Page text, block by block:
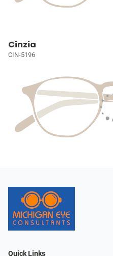
Cinzia
CIN-5196
Quick Links